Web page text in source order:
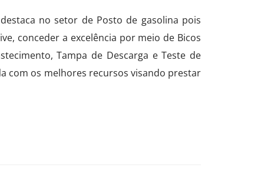
no setor de Posto de gasolina pois
conceder a excelência por meio de Bicos
Tampa de Descarga e Teste de
com os melhores recursos visando prestar